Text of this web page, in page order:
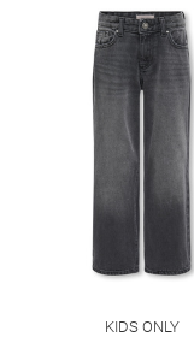
KIDS ONLY